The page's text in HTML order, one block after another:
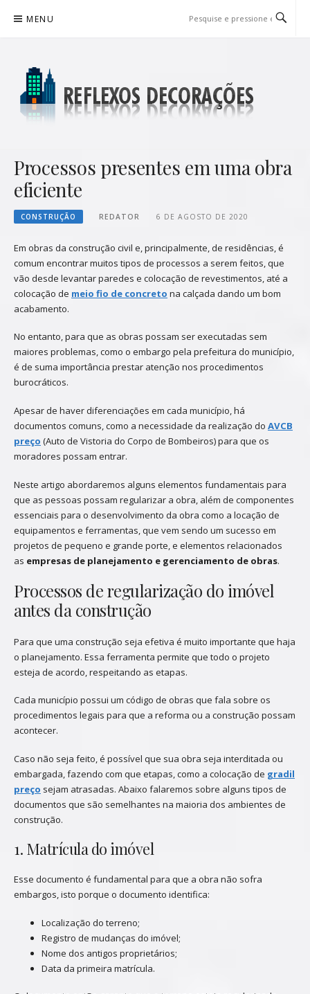
para
MENU
Processos presentes em uma obra
eficiente
CONSTRUÇÃO REDATOR 6 DE AGOSTO DE 2020
Em obras da construção civil e, principalmente, de residências, é
comum encontrar muitos tipos de processos a serem feitos, que
vão desde levantar paredes e colocação de revestimentos, até a
colocação de meio fio de concreto na calçada dando um bom
acabamento.
No entanto, para que as obras possam ser executadas sem
maiores problemas, como o embargo pela prefeitura do município,
é de suma importância prestar atenção nos procedimentos
burocráticos.
Apesar de haver diferenciações em cada município, há
documentos comuns, como a necessidade da realização do AVCB
preço (Auto de Vistoria do Corpo de Bombeiros) para que os
moradores possam entrar.
Neste artigo abordaremos alguns elementos fundamentais para
que as pessoas possam regularizar a obra, além de componentes
essenciais para o desenvolvimento da obra como a locação de
equipamentos e ferramentas, que vem sendo um sucesso em
projetos de pequeno e grande porte, e elementos relacionados
as empresas de planejamento e gerenciamento de obras.
Processos de regularização do imóvel
antes da construção
Para que uma construção seja efetiva é muito importante que haja
o planejamento. Essa ferramenta permite que todo o projeto
esteja de acordo, respeitando as etapas.
Cada município possui um código de obras que fala sobre os
procedimentos legais para que a reforma ou a construção possam
acontecer.
Caso não seja feito, é possível que sua obra seja interditada ou
embargada, fazendo com que etapas, como a colocação de gradil
preço sejam atrasadas. Abaixo falaremos sobre alguns tipos de
documentos que são semelhantes na maioria dos ambientes de
construção.
1. Matrícula do imóvel
Esse documento é fundamental para que a obra não sofra
embargos, isto porque o documento identifica:
Localização do terreno;
Registro de mudanças do imóvel;
Nome dos antigos proprietários;
Data da primeira matrícula.